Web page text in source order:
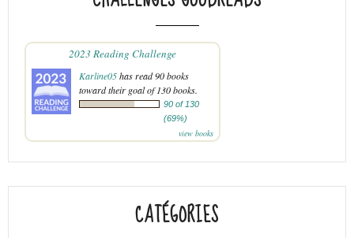
2023 Reading Challenge
Karline05has read 90 books
toward their goal of 130 books.
90 of 130
(69%)
view books
CATÉGORIES